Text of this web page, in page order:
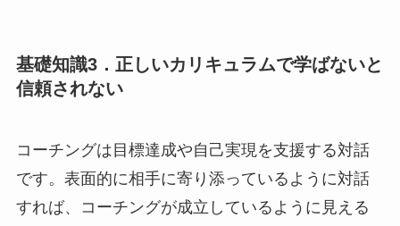
基礎知識3．正しいカリキュラムで学ばないと
信頼されない
コーチングは目標達成や自己実現を支援する対話
です。表面的に相手に寄り添っているように対話
すれば、コーチングが成立しているように見える